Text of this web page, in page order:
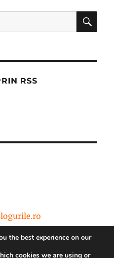
RSS
the best experience on our
cookies we are using or